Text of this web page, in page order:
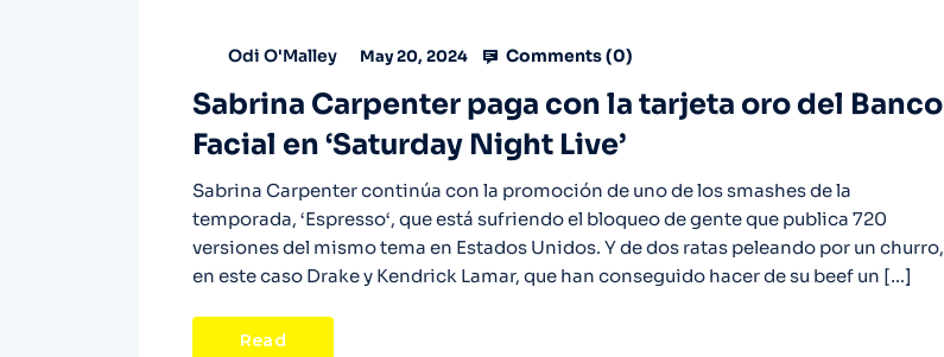
Odi O'Malley May 20, 2024 Comments (0)
Sabrina Carpenter paga con la tarjeta oro del Banco
Facial en ‘Saturday Night Live’
Sabrina Carpenter continúa con la promoción de uno de los smashes de la
temporada, ‘Espresso‘, que está sufriendo el bloqueo de gente que publica 720
versiones del mismo tema en Estados Unidos. Y de dos ratas peleando por un churro,
en este caso Drake y Kendrick Lamar, que han conseguido hacer de su beef un […]
Read